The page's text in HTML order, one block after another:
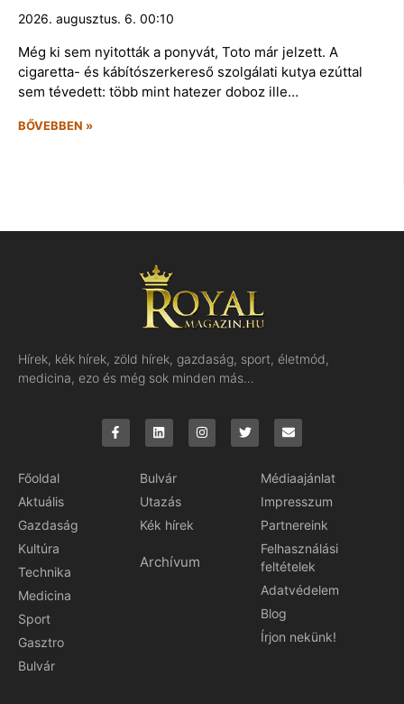
2026. augusztus. 6. 00:10
Még ki sem nyitották a ponyvát, Toto már jelzett. A
cigaretta- és kábítószerkereső szolgálati kutya ezúttal
sem tévedett: több mint hatezer doboz ille…
BŐVEBBEN »
Hírek, kék hírek, zöld hírek, gazdaság, sport, életmód,
medicina, ezo és még sok minden más…
Főoldal
Aktuális
Gazdaság
Kultúra
Technika
Medicina
Sport
Gasztro
Bulvár
Bulvár
Utazás
Kék hírek
Archívum
Médiaajánlat
Impresszum
Partnereink
Felhasználási
feltételek
Adatvédelem
Blog
Írjon nekünk!